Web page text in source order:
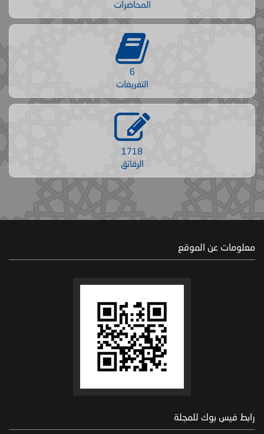
المحاضرات
6
التفريغات
1718
الرقائق
معلومات عن الموقع
رابط فيس بوك للمجلة